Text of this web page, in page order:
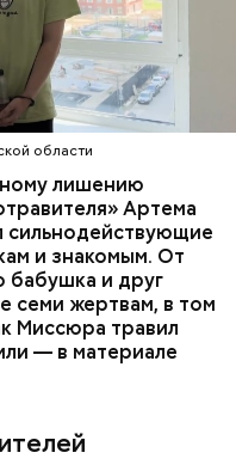
области
лишению
Артема
сильнодействующие
и знакомым. От
бабушка и друг
семи жертвам, в том
Миссюра травил
— в материале
анализы
В них
не мог попасть в
же самое вещество
пострадавших.
РОДИТЕЛИ
ЭКСПЕРТИЗЫ